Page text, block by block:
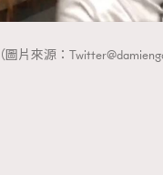
（圖片來源：